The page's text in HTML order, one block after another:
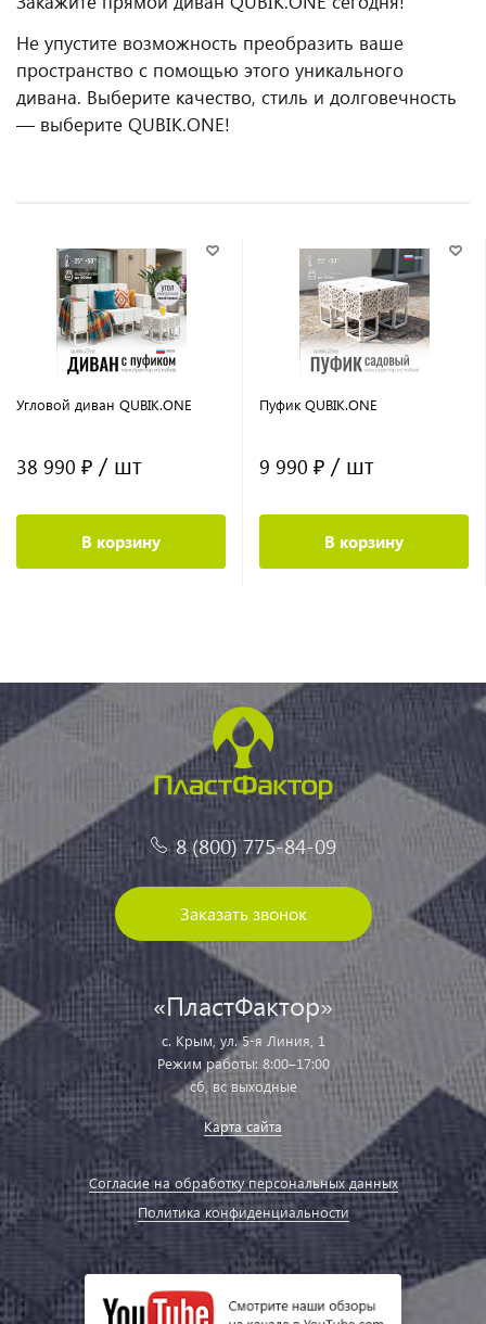
Не упустите возможность преобразить ваше
пространство с помощью этого уникального
дивана. Выберите качество, стиль и долговечность
— выберите QUBIK.ONE!
Угловой диван QUBIK.ONE
38 990 ₽ / шт
В корзину
Пуфик QUBIK.ONE
9 990 ₽ / шт
В корзину
8 (800) 775-84-09
Заказать звонок
«ПластФактор»
с. Крым, ул. 5-я Линия, 1
Режим работы: 8:00–17:00
сб, вс выходные
Карта сайта
Согласие на обработку персональных данных
Политика конфиденциальности